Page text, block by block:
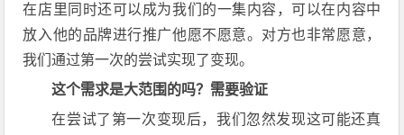
在店里同时还可以成为我们的一集内容，可以在内容中
放入他的品牌进行推广他愿不愿意。对方也非常愿意，
我们通过第一次的尝试实现了变现。
这个需求是大范围的吗？需要验证
在尝试了第一次变现后，我们忽然发现这可能还真